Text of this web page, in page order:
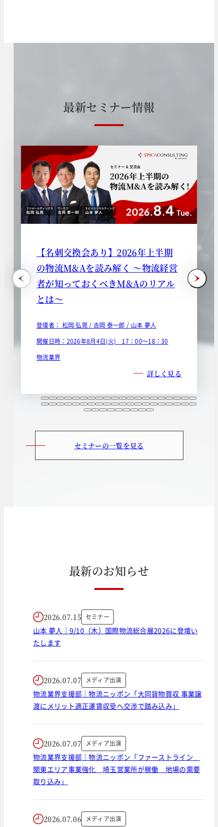
最新セ ミ ナー情報
【名刺交換会あり】2026年上半期
の物流M&Aを読み解く ～物流経営
者が知っておくべきM&Aのリアル
とは～
登壇者： 松岡 弘晃 / 𠮷岡 泰一郎 / 山本 夢人
開催日時：2026年8月4日(火) 17：00～18：30
物流業界
詳しく見る
セミナーの一覧を見る
最新のお知らせ
2026.07.15 セミナー
山本 夢人｜9/10（木）国際物流総合展2026に登壇い
たします
2026.07.07 メディア出演
物流業界支援部｜物流ニッポン「大同貨物買収 事業譲
渡にメリット適正運賃収受へ交渉で踏み込み」
2026.07.07 メディア出演
物流業界支援部｜物流ニッポン「ファーストライン
関東エリア事業強化 埼玉営業所が稼働 地場の需要
取り込み」
2026.07.06 メディア出演